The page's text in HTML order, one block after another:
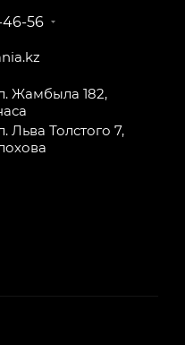
46-56
Жамбыла 182,
Льва Толстого 7,